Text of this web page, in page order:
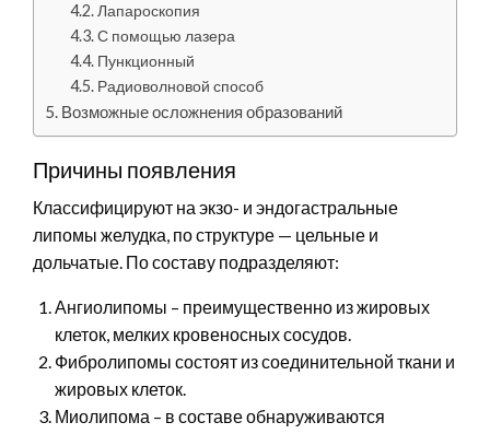
Лапароскопия
С помощью лазера
Пункционный
Радиоволновой способ
Возможные осложнения образований
Причины появления
Классифицируют на экзо- и эндогастральные
липомы желудка, по структуре — цельные и
дольчатые. По составу подразделяют:
Ангиолипомы – преимущественно из жировых
клеток, мелких кровеносных сосудов.
Фибролипомы состоят из соединительной ткани и
жировых клеток.
Миолипома – в составе обнаруживаются